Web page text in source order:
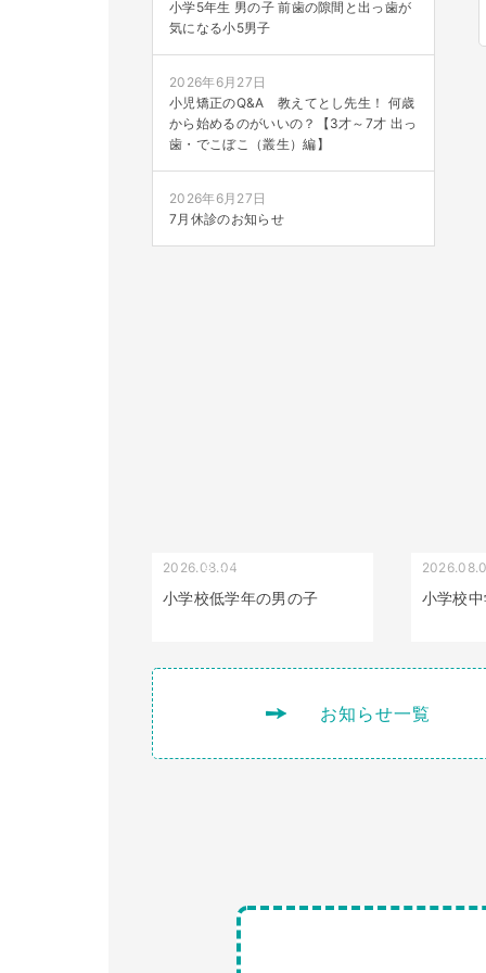
小学5年生 男の子 前歯の隙間と出っ歯が
気になる小5男子
2026年6月27日
小児矯正のQ&A 教えてとし先生！ 何歳
から始めるのがいいの？【3才～7才 出っ
歯・でこぼこ（叢生）編】
2026年6月27日
7月休診のお知らせ
受け口（しゃくれている）
2026.08.04
小学校低学年の男の子 小学校
お知らせ一覧